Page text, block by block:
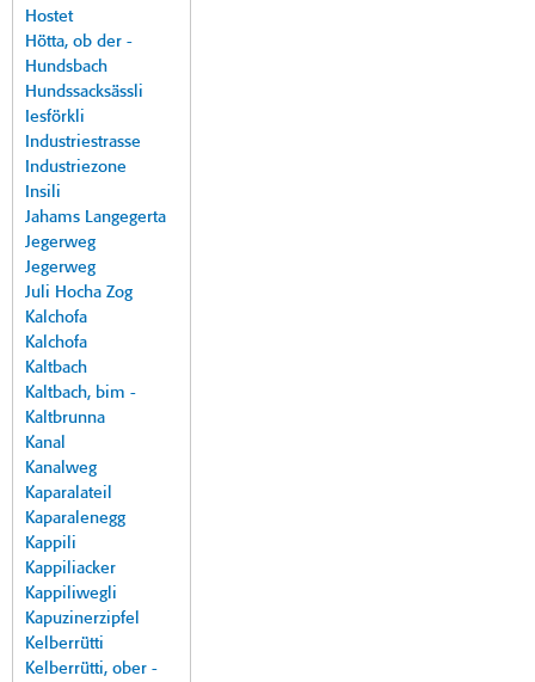
Hostet
Hötta, ob der -
Hundsbach
Hundssacksässli
Iesförkli
Industriestrasse
Industriezone
Insili
Jahams Langegerta
Jegerweg
Jegerweg
Juli Hocha Zog
Kalchofa
Kalchofa
Kaltbach
Kaltbach, bim -
Kaltbrunna
Kanal
Kanalweg
Kaparalateil
Kaparalenegg
Kappili
Kappiliacker
Kappiliwegli
Kapuzinerzipfel
Kelberrütti
Kelberrütti, ober -